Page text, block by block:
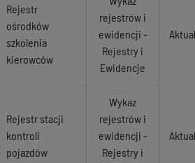
Rejestr
ośrodków
szkolenia
kierowców
rejestrów i
ewidencji -
Rejestry i
Ewidencje
Rejestr stacji
kontroli
pojazdów
Wykaz
rejestrów i
ewidencji -
Rejestry i